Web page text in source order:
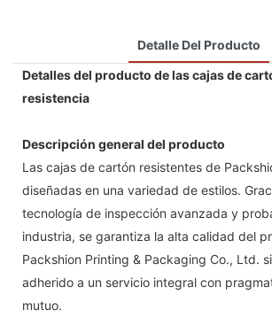
Detalle Del Producto
Detalles del producto de las cajas de
resistencia
Descripción general del producto
Las cajas de cartón resistentes de
diseñadas en una variedad de estilos.
tecnología de inspección avanzada y
industria, se garantiza la alta calidad del
Packshion Printing & Packaging Co., Ltd.
adherido a un servicio integral con
mutuo.